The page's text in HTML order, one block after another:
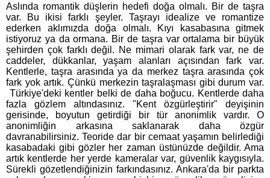
Aslında romantik düşlerin hedefi doğa olmalı. Bir de taşra
var. Bu ikisi farklı şeyler. Taşrayı idealize ve romantize
ederken aklımızda doğa olmalı. Kıyı kasabasına gitmek
istiyoruz ya da ormana. Bir de taşra var ortalama bir büyük
şehirden çok farklı değil. Ne mimari olarak fark var, ne de
caddeler, dükkanlar, yaşam alanları açısından fark var.
Kentlerle, taşra arasında ya da merkez taşra arasında çok
fark yok artık. Çünkü merkezin taşralaşması gibi durum var.
Türkiye'deki kentler belki de daha boğucu. Kentlerde daha
fazla gözlem altındasınız. "Kent özgürleştirir" deyişinin
gerisinde, boyutun getirdiği bir tür anonimlik vardır. O
anonimliğin arkasına saklanarak daha özgür
davranabilirsiniz. Teoride dar bir cemaat yaşamın belirlediği
kasabadaki gibi gözler her zaman üstünüzde değildir. Ama
artık kentlerde her yerde kameralar var, güvenlik kaygısıyla.
Sürekli gözetlendiğinizin farkındasınız. Ankara'da bir parkta